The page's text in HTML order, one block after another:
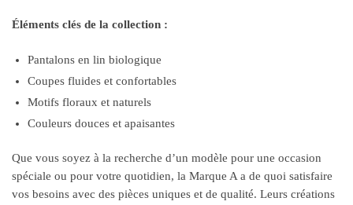
Éléments clés de la collection :
Pantalons en lin biologique
Coupes fluides et confortables
Motifs floraux et naturels
Couleurs douces et apaisantes
Que vous soyez à la recherche d’un modèle pour une occasion
spéciale ou pour votre quotidien, la Marque A a de quoi satisfaire
vos besoins avec des pièces uniques et de qualité. Leurs créations